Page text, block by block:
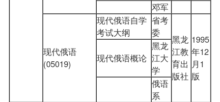
邓军
现代俄语
(05019)
现代俄语自学
考试大纲
省考
委
黑龙
江教
育出
版社
1995
年12
月1
版
现代俄语概论
黑龙
江大
学
俄语
系